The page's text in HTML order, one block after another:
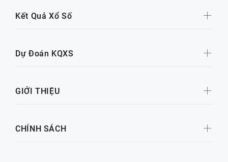
Kết Quả Xổ Số
Dự Đoán KQXS
GIỚI THIỆU
CHÍNH SÁCH